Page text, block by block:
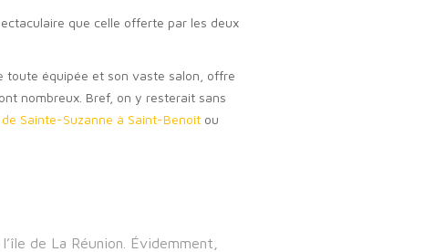
que celle offerte par les deux
toute équipée et son vaste salon, offre
nombreux. Bref, on y resterait sans
Sainte-Suzanne à Saint-Benoît ou
de La Réunion. Évidemment,